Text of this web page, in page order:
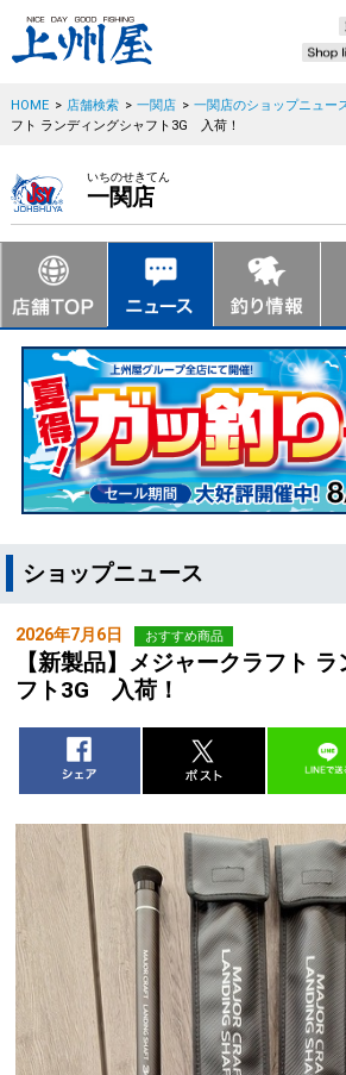
HOME > 店舗検索 > 一関店 > 一関店のショップニュー
フト ランディングシャフト3G 入荷！
いちのせきてん
一関店
ショップニュース
2026年7月6日 おすすめ商品
【新製品】メジャークラフト
フト3G 入荷！